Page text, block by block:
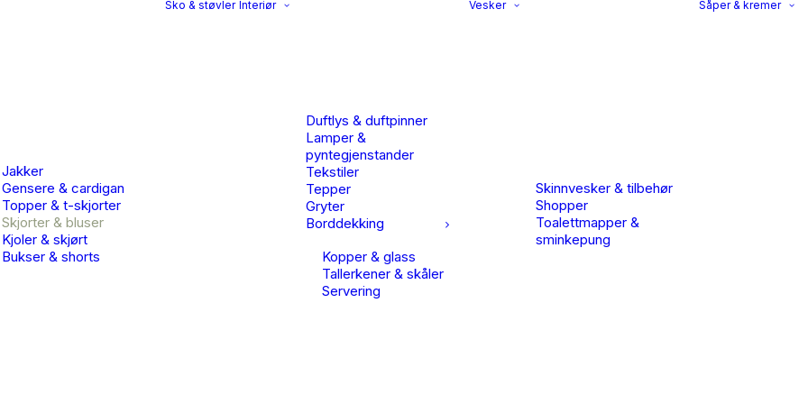
Jakker
Gensere & cardigan
Topper & t-skjorter
Skjorter & bluser
Kjoler & skjørt
Bukser & shorts
Sko & støvler Interiør
Duftlys & duftpinner
Lamper &
pyntegjenstander
Tekstiler
Tepper
Gryter
Borddekking
Kopper & glass
Tallerkener & skåler
Servering
Vesker
Skinnvesker & tilbehør
Shopper
Toalettmapper &
sminkepung
Såper & kremer